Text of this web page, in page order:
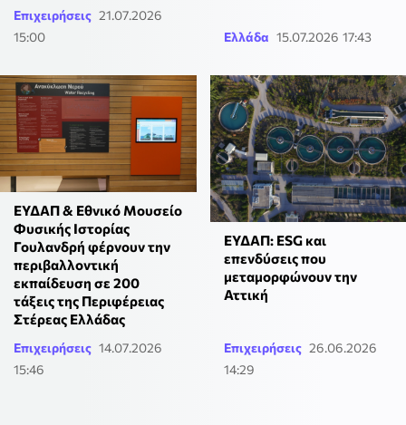
Επιχειρήσεις 21.07.2026
15:00
Ελλάδα 15.07.2026 17:43
ΕΥΔΑΠ & Εθνικό Μουσείο
Φυσικής Ιστορίας
Γουλανδρή φέρνουν την
περιβαλλοντική
εκπαίδευση σε 200
τάξεις της Περιφέρειας
Στέρεας Ελλάδας
Επιχειρήσεις 14.07.2026
15:46
ΕΥΔΑΠ: ESG και
επενδύσεις που
μεταμορφώνουν την
Αττική
Επιχειρήσεις 26.06.2026
14:29